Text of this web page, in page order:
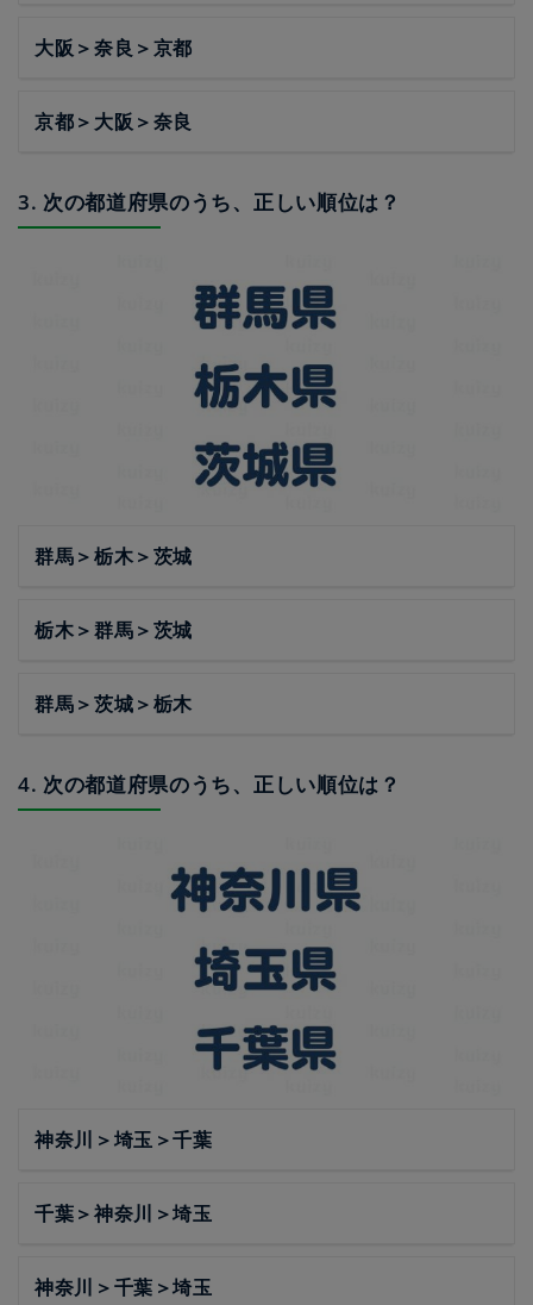
大阪＞奈良＞京都
京都＞大阪＞奈良
3. 次の都道府県のうち、正しい順位は？
群馬＞栃木＞茨城
栃木＞群馬＞茨城
群馬＞茨城＞栃木
4. 次の都道府県のうち、正しい順位は？
神奈川＞埼玉＞千葉
千葉＞神奈川＞埼玉
神奈川＞千葉＞埼玉